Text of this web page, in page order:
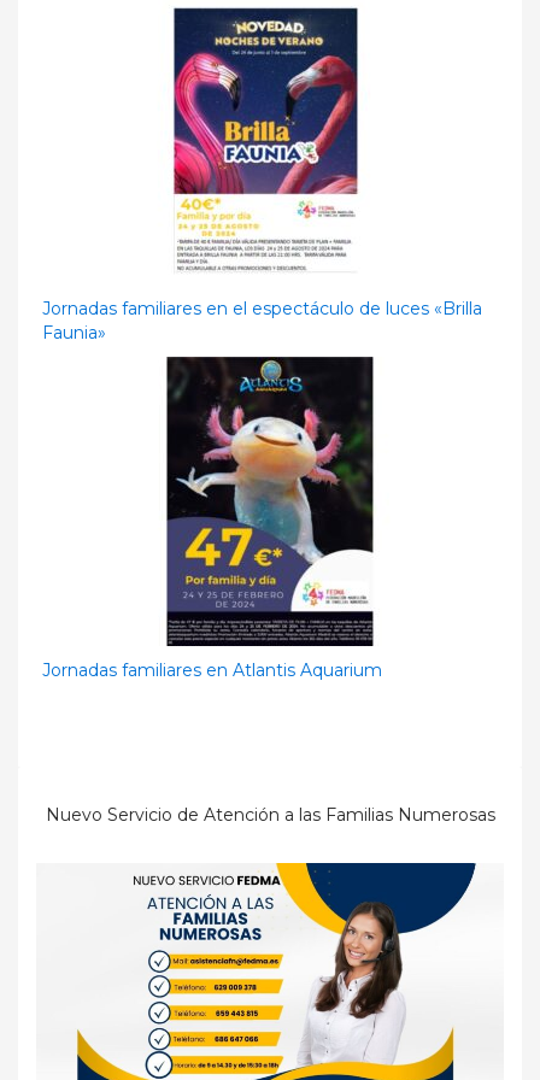
Jornadas familiares en el espectáculo de luces «Brilla
Faunia»
Jornadas familiares en Atlantis Aquarium
Nuevo Servicio de Atención a las Familias Numerosas